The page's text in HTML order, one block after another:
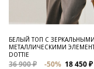
БЕЛЫЙ ТОП С ЗЕРКАЛЬНЫМИ
МЕТАЛЛИЧЕСКИМИ
DOTTIE
36 900 ₽ -50% 18 450 ₽